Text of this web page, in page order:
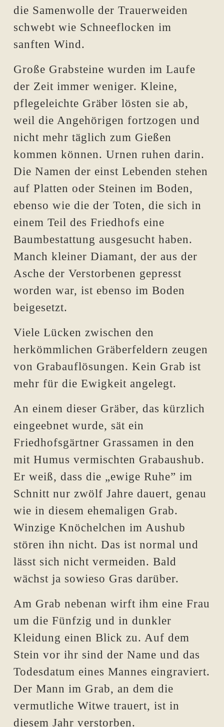
die Samenwolle der Trauerweiden
schwebt wie Schneeflocken im
sanften Wind.
Große Grabsteine wurden im Laufe
der Zeit immer weniger. Kleine,
pflegeleichte Gräber lösten sie ab,
weil die Angehörigen fortzogen und
nicht mehr täglich zum Gießen
kommen können. Urnen ruhen darin.
Die Namen der einst Lebenden stehen
auf Platten oder Steinen im Boden,
ebenso wie die der Toten, die sich in
einem Teil des Friedhofs eine
Baumbestattung ausgesucht haben.
Manch kleiner Diamant, der aus der
Asche der Verstorbenen gepresst
worden war, ist ebenso im Boden
beigesetzt.
Viele Lücken zwischen den
herkömmlichen Gräberfeldern zeugen
von Grabauflösungen. Kein Grab ist
mehr für die Ewigkeit angelegt.
An einem dieser Gräber, das kürzlich
eingeebnet wurde, sät ein
Friedhofsgärtner Grassamen in den
mit Humus vermischten Grabaushub.
Er weiß, dass die „ewige Ruhe” im
Schnitt nur zwölf Jahre dauert, genau
wie in diesem ehemaligen Grab.
Winzige Knöchelchen im Aushub
stören ihn nicht. Das ist normal und
lässt sich nicht vermeiden. Bald
wächst ja sowieso Gras darüber.
Am Grab nebenan wirft ihm eine Frau
um die Fünfzig und in dunkler
Kleidung einen Blick zu. Auf dem
Stein vor ihr sind der Name und das
Todesdatum eines Mannes eingraviert.
Der Mann im Grab, an dem die
vermutliche Witwe trauert, ist in
diesem Jahr verstorben.